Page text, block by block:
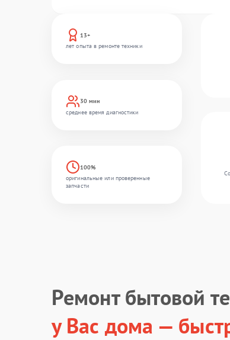
13+
лет опыта в ремонте техники
30 мин
среднее время диагностики
100%
оригинальные или проверенные
запчасти
Ремонт бытовой
у Вас дома —